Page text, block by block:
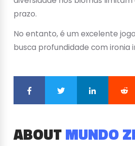
prazo.
No entanto, é um excelente
busca profundidade com ironia
ABOUTMUNDO